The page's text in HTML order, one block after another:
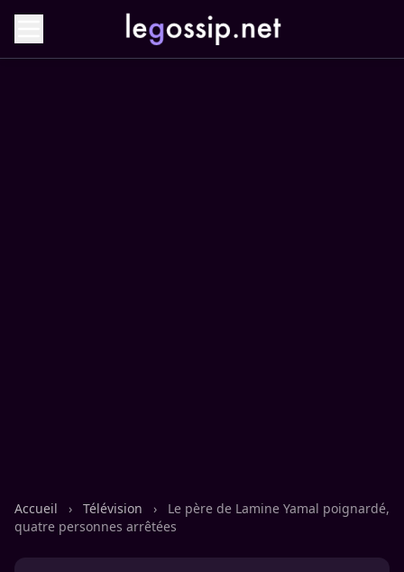
Accueil › Télévision ›
Le père de Lamine Yamal poignardé,
quatre personnes arrêtées